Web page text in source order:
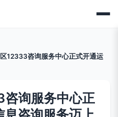
12333咨询服务中心正式开通运
询服务中心正